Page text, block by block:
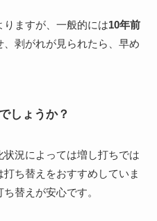
ますが、一般的には10年前
剥がれが見られたら、早め
しょうか？
況によっては増し打ちでは
ち替えをおすすめしていま
替えが安心です。